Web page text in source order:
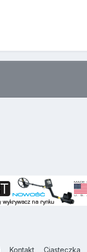
Kontakt Ciasteczka